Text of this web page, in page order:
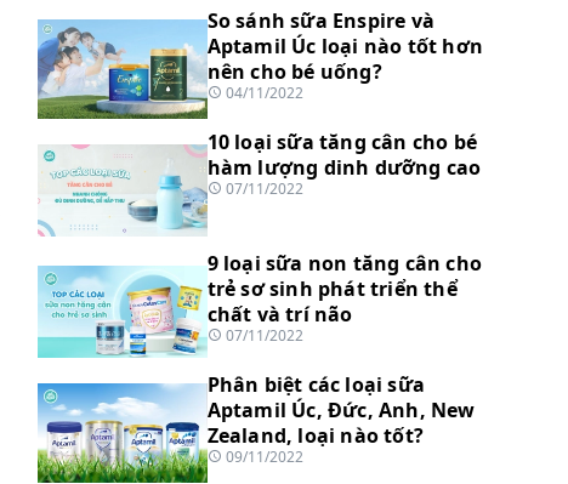
So sánh sữa Enspire và
Aptamil Úc loại nào tốt hơn
nên cho bé uống?
04/11/2022
10 loại sữa tăng cân cho bé
hàm lượng dinh dưỡng cao
07/11/2022
9 loại sữa non tăng cân cho
trẻ sơ sinh phát triển thể
chất và trí não
07/11/2022
Phân biệt các loại sữa
Aptamil Úc, Đức, Anh, New
Zealand, loại nào tốt?
09/11/2022